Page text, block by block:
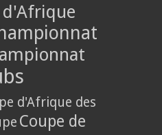
d'Afrique des
Coupe de